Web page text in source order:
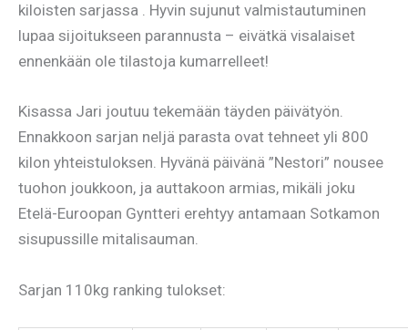
kiloisten sarjassa . Hyvin sujunut valmistautuminen
lupaa sijoitukseen parannusta – eivätkä visalaiset
ennenkään ole tilastoja kumarrelleet!
Kisassa Jari joutuu tekemään täyden päivätyön.
Ennakkoon sarjan neljä parasta ovat tehneet yli 800
kilon yhteistuloksen. Hyvänä päivänä ”Nestori” nousee
tuohon joukkoon, ja auttakoon armias, mikäli joku
Etelä-Euroopan Gyntteri erehtyy antamaan Sotkamon
sisupussille mitalisauman.
Sarjan 110kg ranking tulokset: